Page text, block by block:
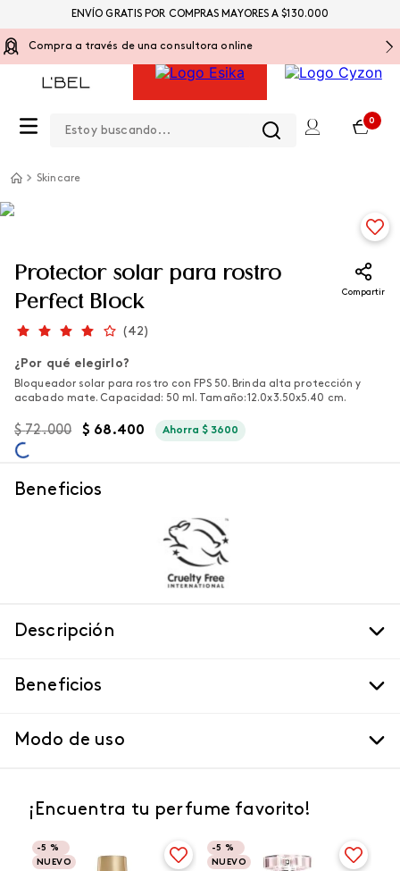
Compra a través de una consultora online
0
ENVÍO GRATIS POR COMPRAS MAYORES A $130.000
Skincare
Protector solar para rostro
Perfect Block
Compartir
(42)
¿Por qué elegirlo?
Bloqueador solar para rostro con FPS 50. Brinda alta protección y
acabado mate. Capacidad: 50 ml. Tamaño: 12.0x3.50x5.40 cm.
$ 72.000 $ 68.400 Ahorra$ 3600
Beneficios
Descripción
Beneficios
Modo de uso
¡Encuentra tu perfume favorito!
-5 %
NUEVO
-5 %
NUEVO